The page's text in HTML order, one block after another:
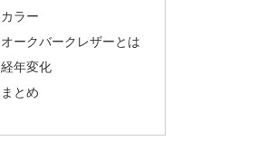
カラー
オークバークレザーとは
経年変化
まとめ